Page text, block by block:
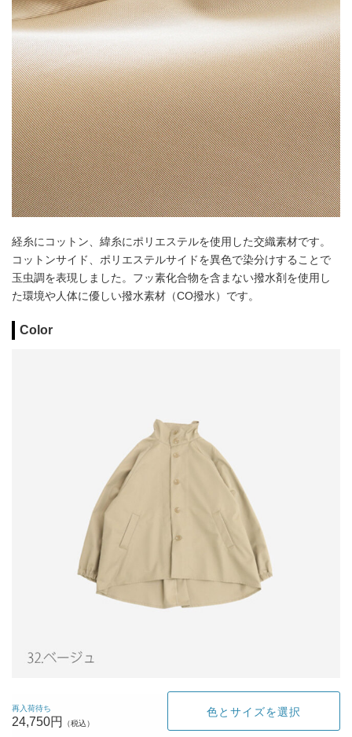
経糸にコットン、緯糸にポリエステルを使用した交織素材です。
コットンサイド、ポリエステルサイドを異色で染分けすることで
玉虫調を表現しました。フッ素化合物を含まない撥水剤を使用し
た環境や人体に優しい撥水素材（CO撥水）です。
Color
再入荷待ち
24,750円
色とサイズを選択